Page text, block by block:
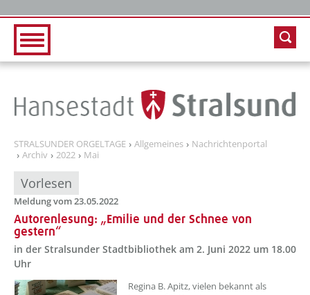
STRALSUNDER ORGELTAGE Allgemeines
Nachrichtenportal
Archiv
2022 Mai
Vorlesen
Meldung vom 23.05.2022
Autorenlesung: „Emilie und der Schnee von
gestern“
in der Stralsunder Stadtbibliothek am 2. Juni 2022 um 18.00
Uhr
??? absaetzeOben[1]/titel ???
Regina B. Apitz, vielen bekannt als